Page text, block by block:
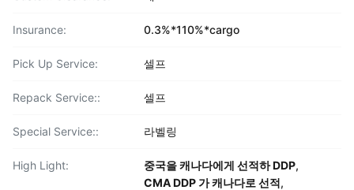
Insurance: 0.3%*110%*cargo
Pick Up Service: 셀프
Repack Service:: 셀프
Special Service:: 라벨링
High Light: 중국을 캐나다에게 선적하 DDP,
CMA DDP 가 캐나다로 선적,